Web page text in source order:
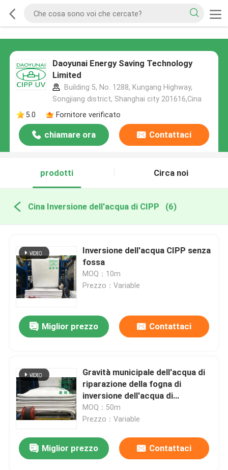
Daoyunai Energy Saving Technology
Limited
Building 5, No. 1288, Kungang Highway,
Songjiang district, Shanghai city 201616,Cina
5.0
Fornitore verificato
chiamare ora Contattaci
prodotti Circa noi
Cina Inversione dell'acqua di CIPP (6)
Inversione dell'acqua CIPP senza
fossa
MOQ：10m
Prezzo：Variable
Miglior prezzo Contattaci
Gravità municipale dell'acqua di
riparazione della fogna di
inversione dell'acqua di
Trenchless CIPP che inverte
fodera
MOQ：50m
Prezzo：Variable
Miglior prezzo Contattaci